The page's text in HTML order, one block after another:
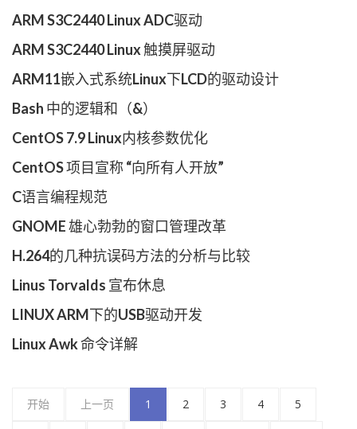
ARM S3C2440 Linux ADC驱动
ARM S3C2440 Linux 触摸屏驱动
ARM11嵌入式系统Linux下LCD的驱动设计
Bash 中的逻辑和（&）
CentOS 7.9 Linux内核参数优化
CentOS 项目宣称 “向所有人开放”
C语言编程规范
GNOME 雄心勃勃的窗口管理改革
H.264的几种抗误码方法的分析与比较
Linus Torvalds 宣布休息
LINUX ARM下的USB驱动开发
Linux Awk 命令详解
开始 上一页 1 2 3 4 5